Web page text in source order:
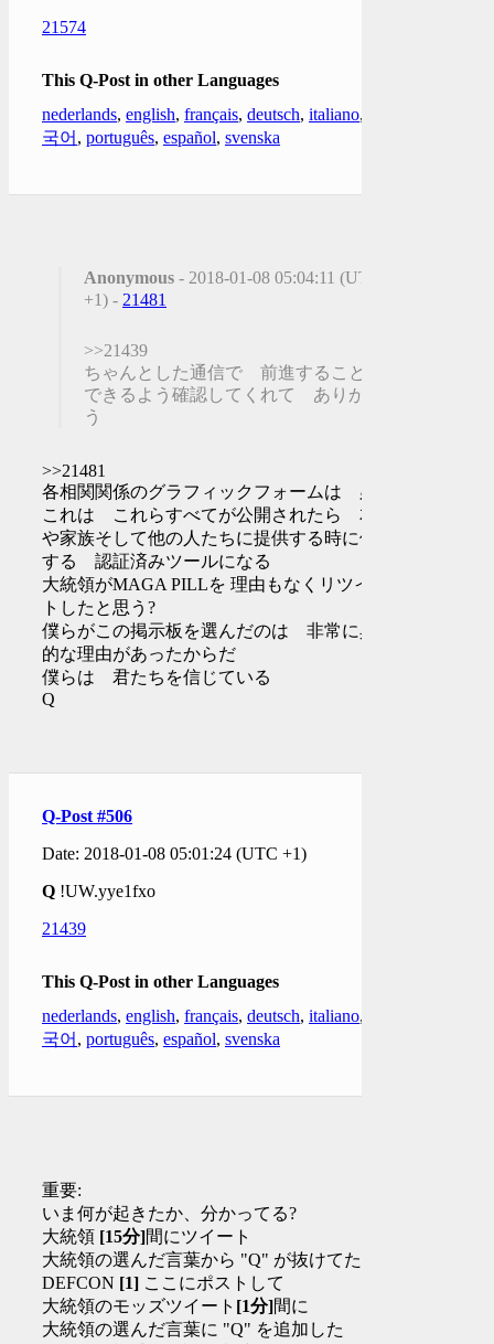
21574
This Q-Post in other Languages
nederlands, english, français, deutsch, italiano,
국어 , português, español, svenska
Anonymous - 2018-01-08 05:04:11 (UTC
+1) - 21481
>>21439
ちゃんとした通信で 前進することが
できるよう確認してくれて ありがと
う
>>21481
各相関関係のグラフィックフォームは 必須
これは これらすべてが公開されたら 友人
や家族そして他の人たちに提供する時に使用
する 認証済みツールになる
大統領がMAGA PILLを 理由もなくリツイー
トしたと思う?
僕らがこの掲示板を選んだのは 非常に具体
的な理由があったからだ
僕らは 君たちを信じている
Q
Q-Post #506
Date: 2018-01-08 05:01:24 (UTC +1)
Q !UW.yye1fxo
21439
This Q-Post in other Languages
nederlands, english, français, deutsch, italiano,
국어 , português, español, svenska
重要:
いま何が起きたか、分かってる?
大統領 [15分]間にツイート
大統領の選んだ言葉から "Q" が抜けてた
DEFCON [1] ここにポストして
大統領のモッズツイート [1分]間に
大統領の選んだ言葉に "Q" を追加した